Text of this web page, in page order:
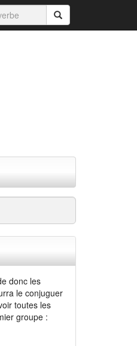
donc les
le conjuguer
toutes les
groupe :